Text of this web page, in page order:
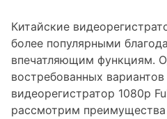
Китайские
более популярными
впечатляющим функциям.
востребованных
видеорегистратор 1080p
рассмотрим преимущества